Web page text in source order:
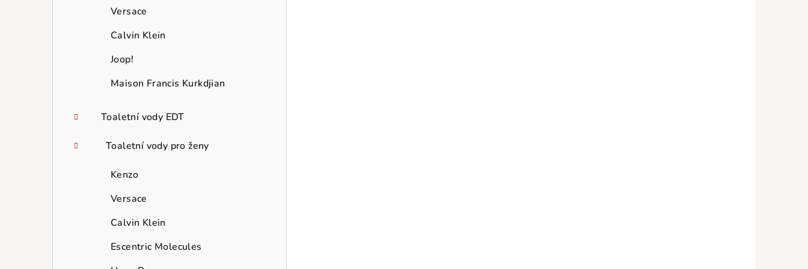
Versace
Calvin Klein
Joop!
Maison Francis Kurkdjian
Toaletní vody EDT
Toaletní vody pro ženy
Kenzo
Versace
Calvin Klein
Escentric Molecules